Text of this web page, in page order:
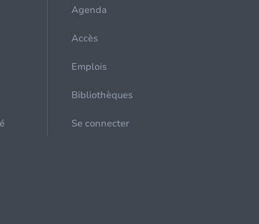
Agenda
Accès
Emplois
Bibliothèques
Se connecter